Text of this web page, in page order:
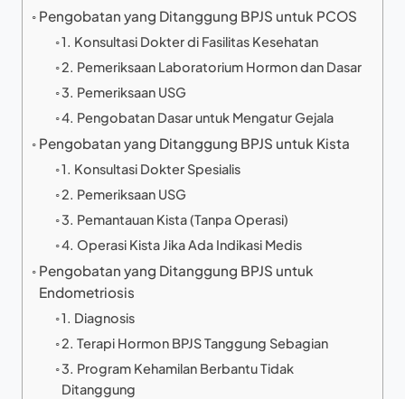
Pengobatan yang Ditanggung BPJS untuk PCOS
1. Konsultasi Dokter di Fasilitas Kesehatan
2. Pemeriksaan Laboratorium Hormon dan Dasar
3. Pemeriksaan USG
4. Pengobatan Dasar untuk Mengatur Gejala
Pengobatan yang Ditanggung BPJS untuk Kista
1. Konsultasi Dokter Spesialis
2. Pemeriksaan USG
3. Pemantauan Kista (Tanpa Operasi)
4. Operasi Kista Jika Ada Indikasi Medis
Pengobatan yang Ditanggung BPJS untuk
Endometriosis
1. Diagnosis
2. Terapi Hormon BPJS Tanggung Sebagian
3. Program Kehamilan Berbantu Tidak
Ditanggung